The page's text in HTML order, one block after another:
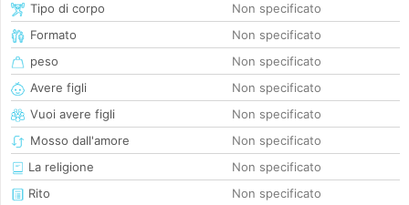
Tipo di corpo
Non specificato
Formato
Non specificato
peso
Non specificato
Avere figli
Non specificato
Vuoi avere figli
Non specificato
Mosso dall'amore
Non specificato
La religione
Non specificato
Rito
Non specificato